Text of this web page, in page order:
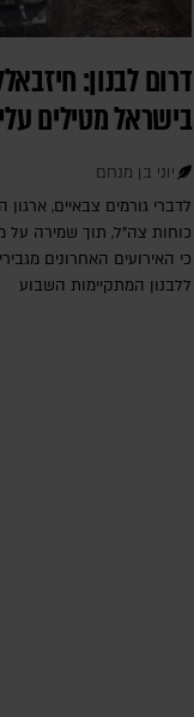
דרום לבנון:
בישראל מטילים
יוני בן מנחם
לדברי גורמים צבאיים,
כוחות צה"ל, תוך שמירה על
כי האירועים האחרונים
ללבנון המתקיימות השבוע